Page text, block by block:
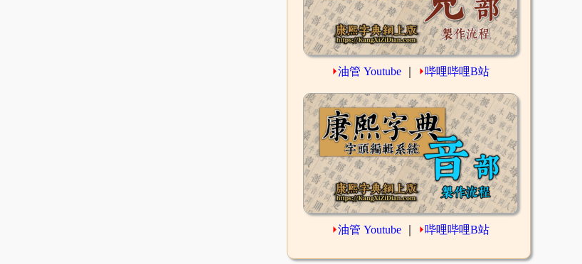
⏵油管 Youtube ⏵哔哩哔哩B站
⏵油管 Youtube ⏵哔哩哔哩B站